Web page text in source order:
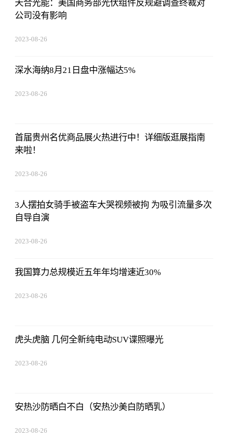
天合光能：美国商务部光伏组件反规避调查终裁对
公司没有影响
2023-08-26
深水海纳8月21日盘中涨幅达5%
2023-08-26
首届贵州名优商品展火热进行中！详细版逛展指南
来啦！
2023-08-26
3人摆拍女骑手被盗车大哭视频被拘 为吸引流量多次
自导自演
2023-08-26
我国算力总规模近五年年均增速近30%
2023-08-26
虎头虎脑 几何全新纯电动SUV谍照曝光
2023-08-26
安热沙防晒白不白（安热沙美白防晒乳）
2023-08-26